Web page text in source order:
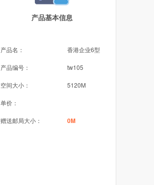
产品基本信息
产品名： 香港企业6型
产品编号： tw105
空间大小： 5120M
单价：
赠送邮局大小： 0M